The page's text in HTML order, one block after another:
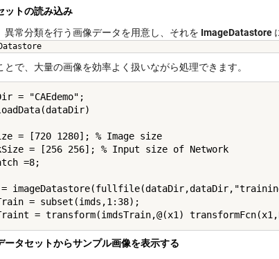
ットの読み込み
異常分類を行う画像データを用意し、それを ImageDatastore
とで、大量の画像を効率よく扱いながら処理できます。
= "CAEdemo";
= [720 1280]; % Image size
= [256 256]; % Input size of Network
=8;
=
= subset(imds,1:38);
ータセットからサンプル画像を表示する